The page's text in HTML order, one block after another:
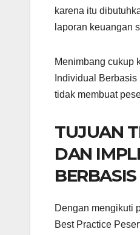
karena itu
laporan keuangan
Menimbang cukup
Individual
tidak membuat
TUJUAN
DAN
Dengan mengikuti
Best Practice